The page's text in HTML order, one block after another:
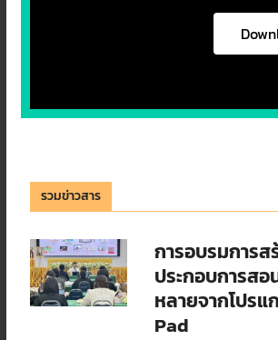
รวมข่าวสาร
การอบรมการส
ประกอบการส
หลายจากโปรแ
Pad